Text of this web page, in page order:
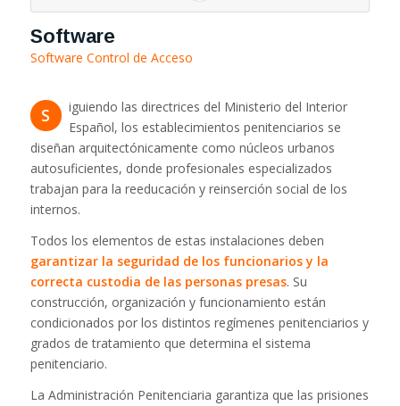
Software
Software Control de Acceso
S
iguiendo las directrices del Ministerio del Interior
Español, los establecimientos penitenciarios se
diseñan arquitectónicamente como núcleos urbanos
autosuficientes, donde profesionales especializados
trabajan para la reeducación y reinserción social de los
internos.
Todos los elementos de estas instalaciones deben
garantizar la seguridad de los funcionarios y la
correcta custodia de las personas presas. Su
construcción, organización y funcionamiento están
condicionados por los distintos regímenes penitenciarios y
grados de tratamiento que determina el sistema
penitenciario.
La Administración Penitenciaria garantiza que las prisiones